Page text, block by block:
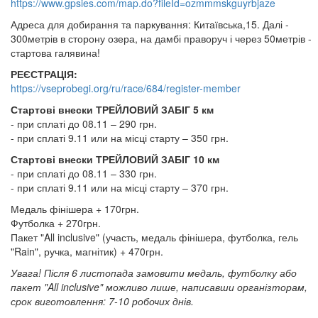
https://www.gpsies.com/map.do?fileId=ozmmmskguyrbjaze
Адреса для добирання та паркування: Китаївська,15. Далі -
300метрів в сторону озера, на дамбі праворуч і через 50метрів -
стартова галявина!
РЕЄСТРАЦІЯ:
https://vseprobegi.org/ru/race/684/register-member
Стартові внески ТРЕЙЛОВИЙ ЗАБІГ 5 км
- при сплаті до 08.11 – 290 грн.
- при сплаті 9.11 или на місці старту – 350 грн.
Стартові внески ТРЕЙЛОВИЙ ЗАБІГ 10 км
- при сплаті до 08.11 – 330 грн.
- при сплаті 9.11 или на місці старту – 370 грн.
Медаль фінішера + 170грн.
Футболка + 270грн.
Пакет "All inclusive" (участь, медаль фінішера, футболка, гель
"Rain", ручка, магнітик) + 470грн.
Увага! Після 6 листопада замовити медаль, футболку або
пакет "All inclusive" можливо лише, написавши організторам,
срок виготовлення: 7-10 робочих днів.